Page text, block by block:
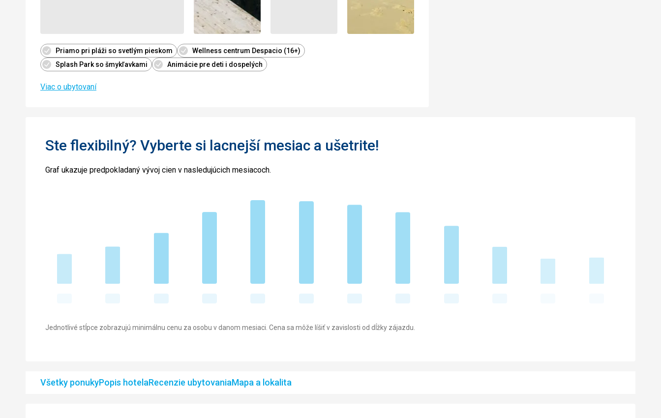
Priamo pri pláži so svetlým pieskom
Wellness centrum Despacio (16+)
Splash Park so šmykľavkami
Animácie pre deti i dospelých
Viac o ubytovaní
Ste flexibilný? Vyberte si lacnejší mesiac a ušetrite!
Graf ukazuje predpokladaný vývoj cien v nasledujúcich mesiacoch.
Jednotlivé stĺpce zobrazujú minimálnu cenu za osobu v danom mesiaci. Cena sa môže líšiť v zavislosti od dĺžky zájazdu.
Všetky ponukyPopis hotelaRecenzie ubytovaniaMapa a lokalita